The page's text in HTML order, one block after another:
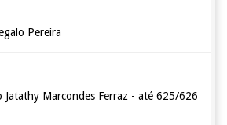
Pereira
Jatathy Marcondes Ferraz - até 625/626